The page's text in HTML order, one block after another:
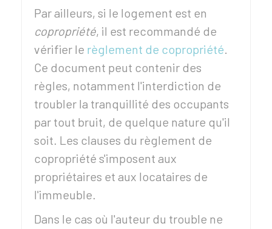
Par ailleurs, si le logement est en
copropriété, il est recommandé de
vérifier le règlement de copropriété.
Ce document peut contenir des
règles, notamment l'interdiction de
troubler la tranquillité des occupants
par tout bruit, de quelque nature qu'il
soit. Les clauses du règlement de
copropriété s'imposent aux
propriétaires et aux locataires de
l'immeuble.
Dans le cas où l'auteur du trouble ne